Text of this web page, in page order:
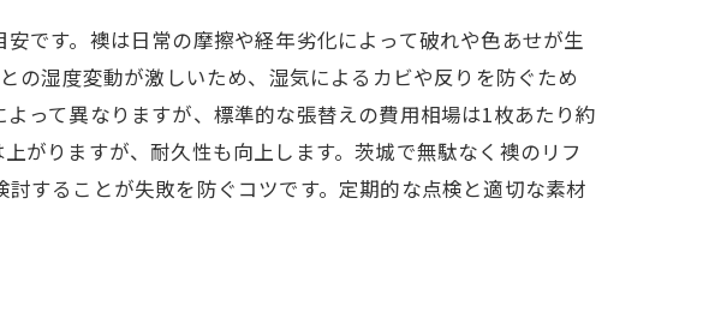
です。襖は日常の摩擦や経年劣化によって破れや色あせが生
の湿度変動が激しいため、湿気によるカビや反りを防ぐため
って異なりますが、標準的な張替えの費用相場は1枚あたり約
がりますが、耐久性も向上します。茨城で無駄なく襖のリフ
することが失敗を防ぐコツです。定期的な点検と適切な素材